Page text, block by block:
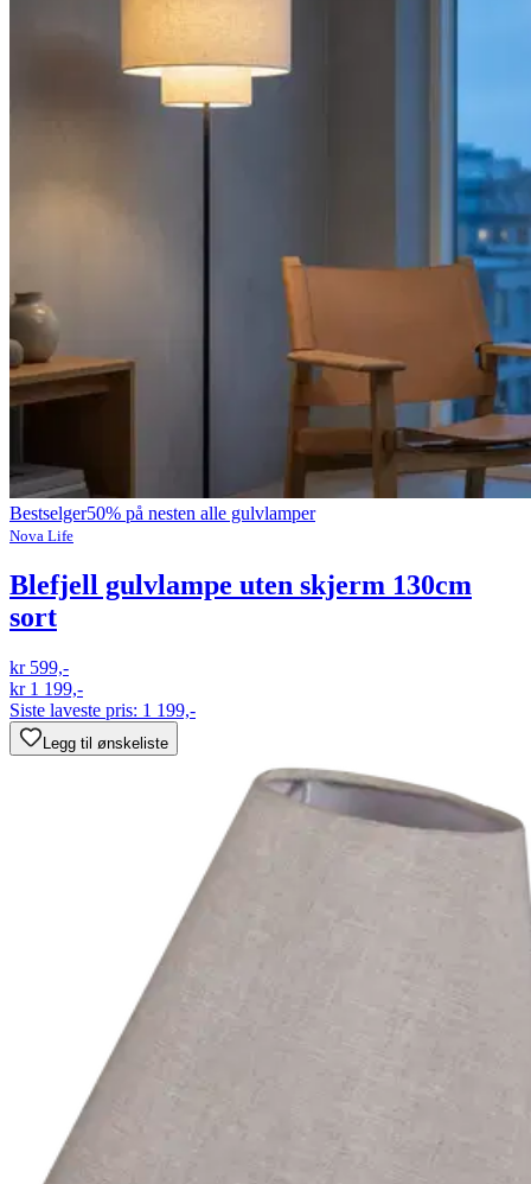
Bestselger50% på nesten alle gulvlamper
Nova Life
Blefjell gulvlampe uten skjerm 130cm
sort
kr 599,-
kr 1 199,-
Siste laveste pris: 1 199,-
Legg til ønskeliste